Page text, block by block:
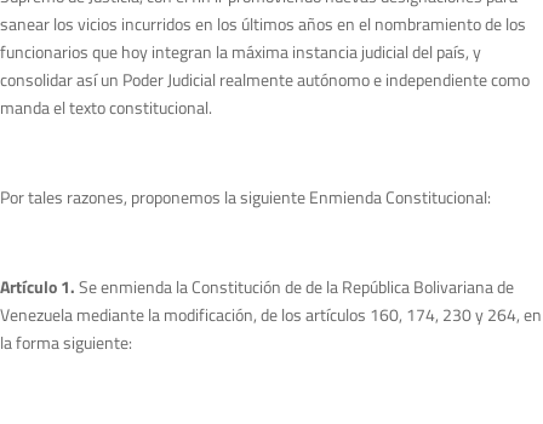
sanear los vicios incurridos en los últimos años en el nombramiento de los
funcionarios que hoy integran la máxima instancia judicial del país, y
consolidar así un Poder Judicial realmente autónomo e independiente como
manda el texto constitucional.
Por tales razones, proponemos la siguiente Enmienda Constitucional:
Artículo 1.Se enmienda la Constitución de de la República Bolivariana de
Venezuela mediante la modificación, de los artículos 160, 174, 230 y 264, en
la forma siguiente: